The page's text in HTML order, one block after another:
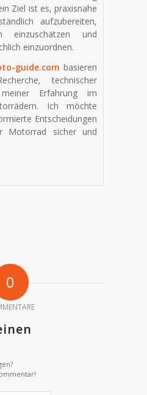
Ziel ist es, praxisnahe
aufzubereiten,
einzuschätzen und
einzuordnen.
guide.com basieren
technischer
Erfahrung im
Ich möchte
Entscheidungen
Motorrad sicher und
0